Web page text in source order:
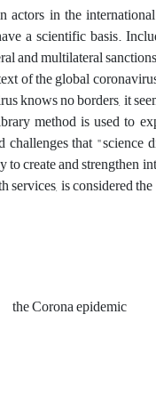
actors in the
a scientific basis.
and multilateral
of the global
knows no borders, it
method is used to
challenges that
create and strengthen
is considered
the Corona epidemic